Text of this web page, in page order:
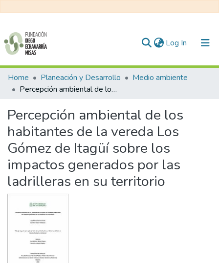
Log In (current)
Communities & Collections
All of DSpace
Statistics
Home Planeación y Desarrollo
Medio ambiente
Percepción ambiental de los habitantes de la vereda Los Gómez de Itagüí sobre los impactos generados por las ladrilleras en su territorio
Percepción ambiental de los
habitantes de la vereda Los
Gómez de Itagüí sobre los
impactos generados por las
ladrilleras en su territorio